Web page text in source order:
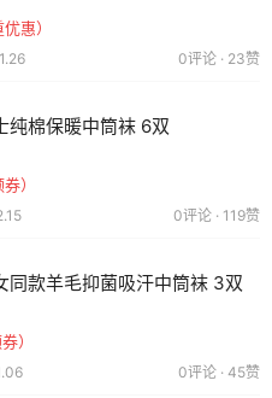
惠）
0评论 · 23赞
纯棉保暖中筒袜 6双
）
0评论 · 119赞
同款羊毛抑菌吸汗中筒袜 3双
）
0评论 · 45赞